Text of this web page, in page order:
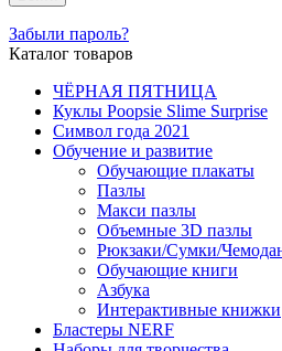
Забыли пароль?
Каталог товаров
ЧЁРНАЯ ПЯТНИЦА
Куклы Poopsie Slime Surprise
Символ года 2021
Обучение и развитие
Обучающие плакаты
Пазлы
Макси пазлы
Объемные 3D пазлы
Рюкзаки/Сумки/
Обучающие книги
Азбука
Интерактивные книжки
Бластеры NERF